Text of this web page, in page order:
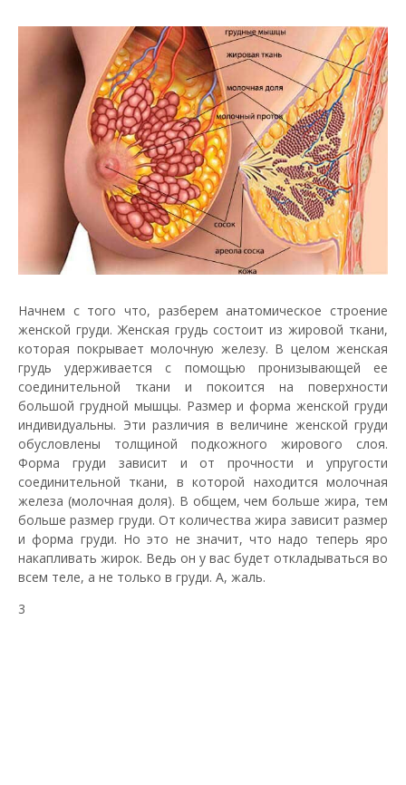
Начнем с того что, разберем анатомическое строение
женской груди. Женская грудь состоит из жировой ткани,
которая покрывает молочную железу. В целом женская
грудь удерживается с помощью пронизывающей ее
соединительной ткани и покоится на поверхности
большой грудной мышцы. Размер и форма женской груди
индивидуальны. Эти различия в величине женской груди
обусловлены толщиной подкожного жирового слоя.
Форма груди зависит и от прочности и упругости
соединительной ткани, в которой находится молочная
железа (молочная доля). В общем, чем больше жира, тем
больше размер груди. От количества жира зависит размер
и форма груди. Но это не значит, что надо теперь яро
накапливать жирок. Ведь он у вас будет откладываться во
всем теле, а не только в груди. А, жаль.
3